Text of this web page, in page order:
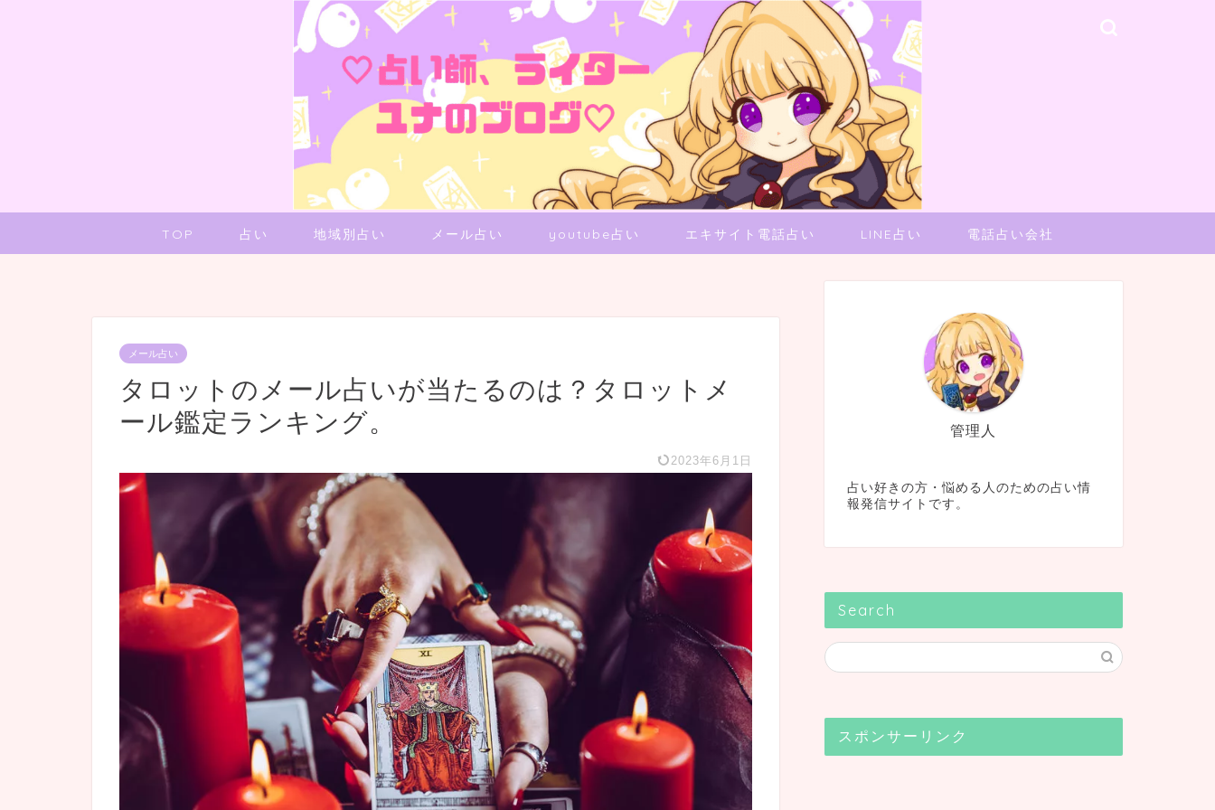
TOP 占い 地域別占い メール占い youtube占い エキサイト電話占い LINE占い 電話占い会社
メール占い
タロットのメール占いが当たるのは？タロットメ
ール鑑定ランキング。
2023年6月1日
管理人
占い好きの方・悩める人のための占い情
報発信サイトです。
Search
スポンサーリンク